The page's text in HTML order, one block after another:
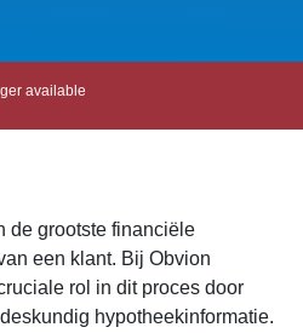
available
de grootste financiële
een klant. Bij Obvion
rol in dit proces door
hypotheekinformatie.